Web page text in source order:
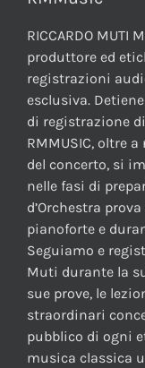
RICCARDO MUTI
produttore ed
registrazioni
esclusiva.
di registrazione
RMMUSIC, oltre a
del concerto, si
nelle fasi di
d’Orchestra
pianoforte e
Seguiamo e
Muti durante la
sue prove, le
straordinari
pubblico di ogni
musica classica